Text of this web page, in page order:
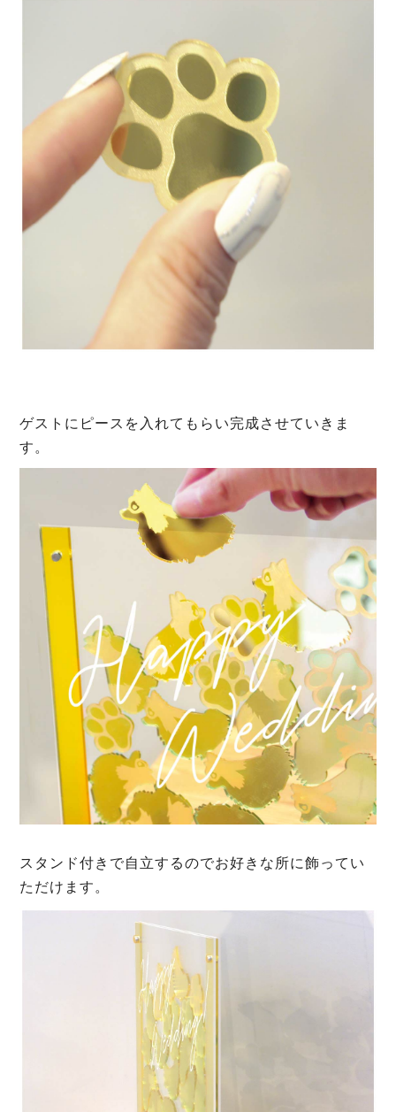
ゲストにピースを入れてもらい完成させていきま
す。
スタンド付きで自立するのでお好きな所に飾ってい
ただけます。